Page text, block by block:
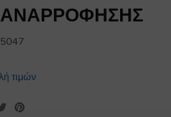
τιμών